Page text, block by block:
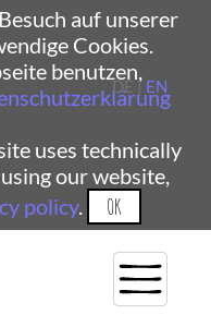
auf unserer
Cookies.
benutzen,
uses technically
our website,
policy. OK
DE | EN